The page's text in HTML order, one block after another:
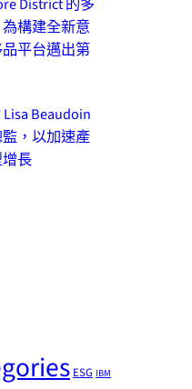
構建全新意
平台邁出第
Lisa Beaudoin
，以加速產
長
ESG IBM